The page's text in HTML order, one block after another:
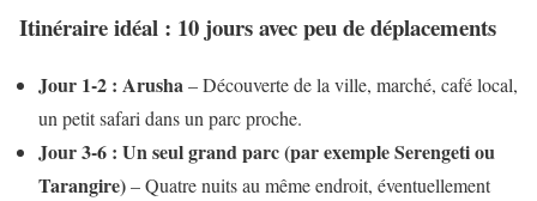
Itinéraire idéal : 10 jours avec peu de déplacements
Jour 1-2 : Arusha– Découverte de la ville, marché, café local,
un petit safari dans un parc proche.
Jour 3-6 : Un seul grand parc (par exemple Serengeti ou
Tarangire)– Quatre nuits au même endroit, éventuellement